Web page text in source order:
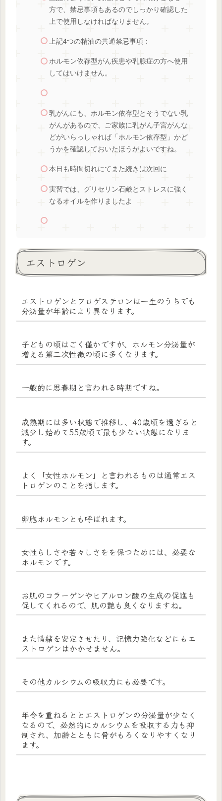
方で、禁忌事項もあるのでしっかり確認した
上で使用しなければなりません。
上記4つの精油の共通禁忌事項：
ホルモン依存型がん疾患や乳腺症の方へ使用
してはいけません。
乳がんにも、ホルモン依存型とそうでない乳
がんがあるので、ご家族に乳がん子宮がんな
どがいらっしゃれば「ホルモン依存型」かど
うかを確認しておいたほうがよいですね。
本日も時間切れにてまた続きは次回に
実習では、グリセリン石鹸とストレスに強く
なるオイルを作りましたよ
エストロゲン
エストロゲンとプロゲステロンは一生のうちでも
分泌量が年齢により異なります。
子どもの頃はごく僅かですが、ホルモン分泌量が
増える第二次性徴の頃に多くなります。
一般的に思春期と言われる時期ですね。
成熟期には多い状態で推移し、40歳頃を過ぎると
減少し始めて55歳頃で最も少ない状態になりま
す。
よく「女性ホルモン」と言われるものは通常エス
トロゲンのことを指します。
卵胞ホルモンとも呼ばれます。
女性らしさや若々しさをを保つためには、必要な
ホルモンです。
お肌のコラーゲンやヒアルロン酸の生成の促進も
促してくれるので、肌の艶も良くなりますね。
また情緒を安定させたり、記憶力強化などにもエ
ストロゲンはかかせません。
その他カルシウムの吸収力にも必要です。
年令を重ねるととエストロゲンの分泌量が少なく
なるので、必然的にカルシウムを吸収する力も抑
制され、加齢とともに骨がもろくなりやすくなり
ます。